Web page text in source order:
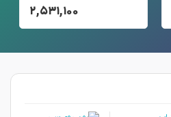
۲,۵۳۱,۱۰۰